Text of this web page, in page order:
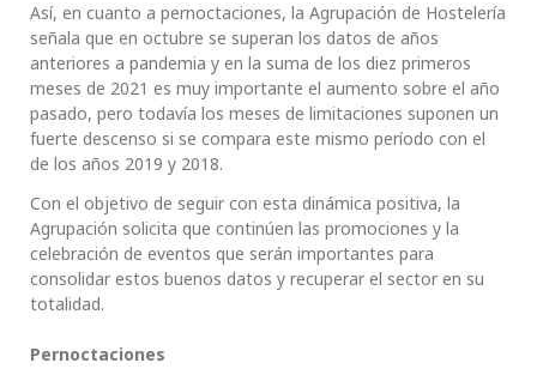
Así, en cuanto a pernoctaciones, la Agrupación de Hostelería
señala que en octubre se superan los datos de años
anteriores a pandemia y en la suma de los diez primeros
meses de 2021 es muy importante el aumento sobre el año
pasado, pero todavía los meses de limitaciones suponen un
fuerte descenso si se compara este mismo período con el
de los años 2019 y 2018.
Con el objetivo de seguir con esta dinámica positiva, la
Agrupación solicita que continúen las promociones y la
celebración de eventos que serán importantes para
consolidar estos buenos datos y recuperar el sector en su
totalidad.
Pernoctaciones